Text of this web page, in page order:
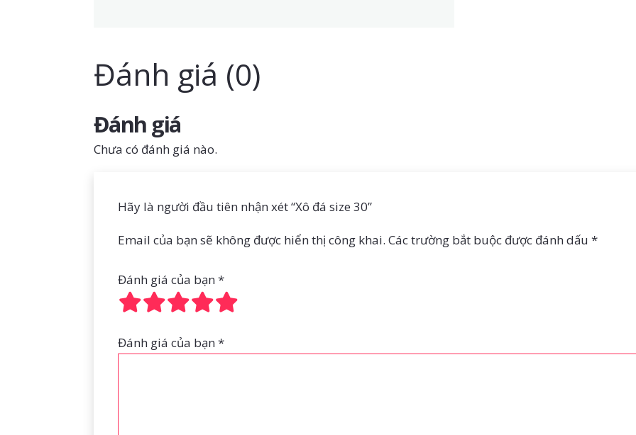
Đánh giá (0)
Đánh giá
Chưa có đánh giá nào.
Hãy là người đầu tiên nhận xét “Xô đá size 30”
Email của bạn sẽ không được hiển thị công khai. Các trường bắt buộc được đánh dấu *
Đánh giá của bạn*
Đánh giá của bạn*